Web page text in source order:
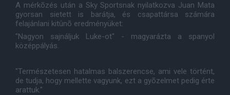
A mérkõzés után a Sky Sportsnak nyilatkozva Juan Mata
gyorsan sietett is barátja, és csapattársa számára
felajánlani kitûnõ eredményüket:
"Nagyon sajnáljuk Luke-ot" - magyarázta a spanyol
középpályás.
"Természetesen hatalmas balszerencse, ami vele történt,
de tudja, hogy mellette vagyunk, ezt a gyõzelmet pedig érte
arattuk."